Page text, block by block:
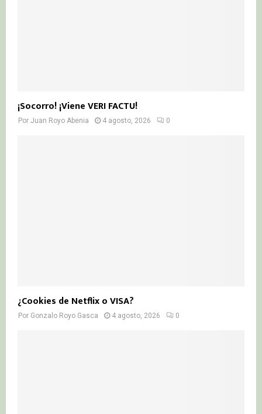
¡Socorro! ¡Viene VERI FACTU!
Por Juan Royo Abenia 4 agosto, 2026 0
¿Cookies de Netflix o VISA?
Por Gonzalo Royo Gasca 4 agosto, 2026 0